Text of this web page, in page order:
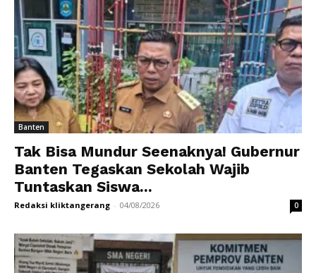
Banten
Tak Bisa Mundur Seenaknya! Gubernur
Banten Tegaskan Sekolah Wajib
Tuntaskan Siswa...
Redaksi kliktangerang - 04/08/2026 0